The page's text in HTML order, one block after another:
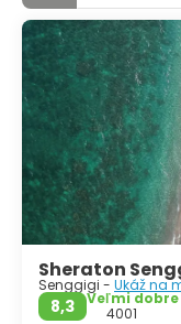
Sheraton
Senggigi - Ukáž na
8,3
Veľmi dobre
4001